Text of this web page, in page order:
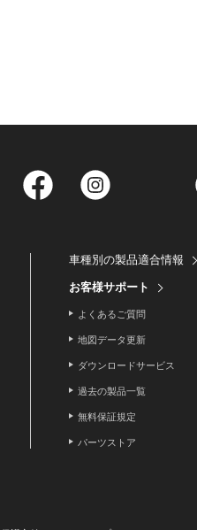
Facebook
車種別の製品適合情報
お客様サポート
よくあるご質問
地図データ更新
ダウンロードサービス
過去の製品一覧
無料保証規定
パーツストア